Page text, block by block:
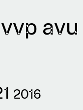
vvp avu
2016